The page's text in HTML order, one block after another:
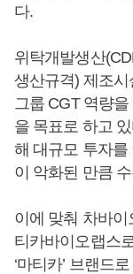
다.
위탁개발생산
생산규격) 제조
그룹 CGT 역량
을 목표로 하고
해 대규모 투자
이 악화된 만큼
이에 맞춰 차바
티카바이오랩스
‘마티카’ 브랜드